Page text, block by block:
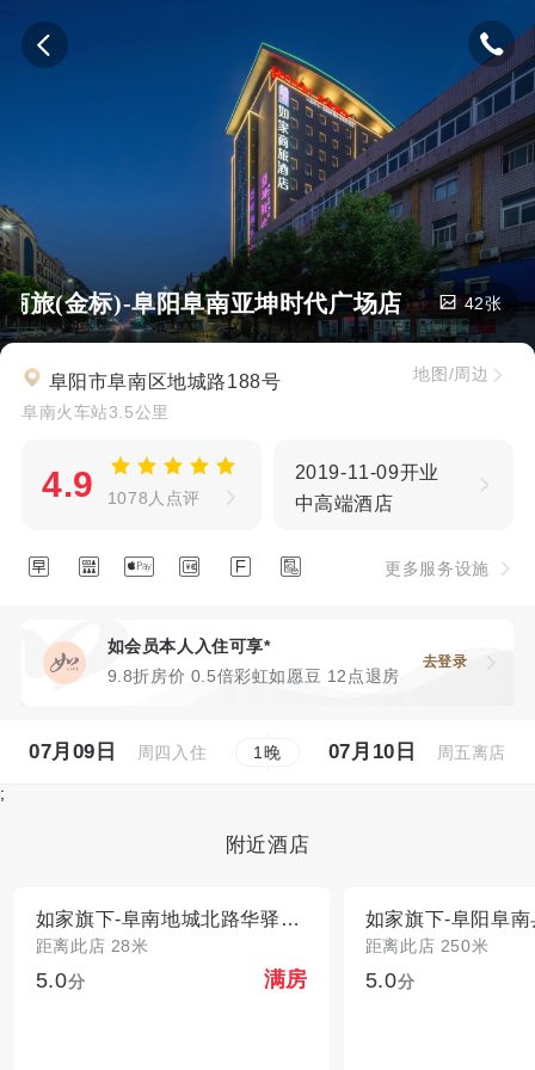
商旅(金标)-阜阳阜南亚坤时代广场店 42张
阜阳市阜南区地城路188号
阜南火车站3.5公里
地图/周边
4.9 1078人点评
2019-11-09开业
中高端酒店
      更多服务设施
如会员本人入住可享*
9.8折房价 0.5倍彩虹如愿豆 12点退房
去登录
07月09日 周四入住 1晚 07月10日 周五离店
;
附近酒店
如家旗下-阜南地城北路华驿精选酒店
距离此店 28米
5.0分 满房
距离此店 250米
5.0分